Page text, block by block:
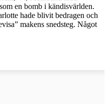
en bomb i kändisvärlden.
hade blivit bedragen och
makens snedsteg. Något